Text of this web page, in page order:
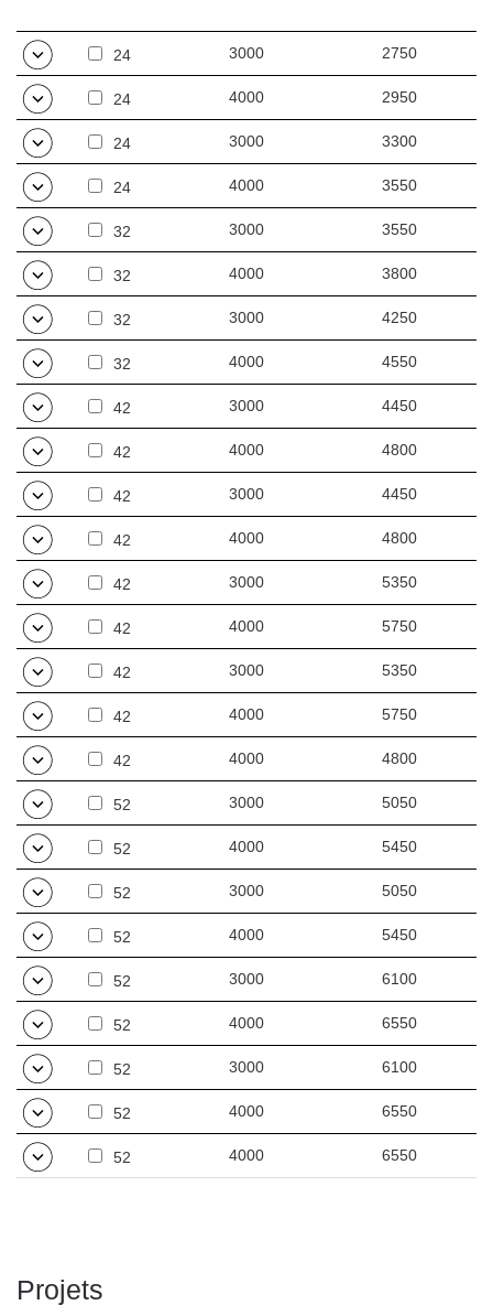
Le luminaire est conçu pour une utilisation intérieure dans des
bureaux ou des locaux d'usage général. Il fonctionne comme une
source de lumière principale et favorise le travail qui demande de
la concentration. Ce luminaire est utilisé à la fois dans le cadre de
nouveaux investissements et pour remplacer les luminaires
traditionnels énergivores par des solutions à LED économes en
énergie.
Autres produits de la famille Compact LED
24 3000 2750
24 4000 2950
24 3000 3300
24 4000 3550
32 3000 3550
32 4000 3800
32 3000 4250
32 4000 4550
42 3000 4450
42 4000 4800
42 3000 4450
42 4000 4800
42 3000 5350
42 4000 5750
42 3000 5350
42 4000 5750
42 4000 4800
52 3000 5050
52 4000 5450
52 3000 5050
52 4000 5450
52 3000 6100
52 4000 6550
52 3000 6100
52 4000 6550
52 4000 6550
Projets